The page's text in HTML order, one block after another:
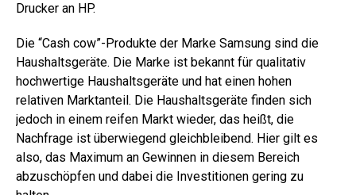
Drucker an HP.
Die “Cash cow”-Produkte der Marke Samsung sind die
Haushaltsgeräte. Die Marke ist bekannt für qualitativ
hochwertige Haushaltsgeräte und hat einen hohen
relativen Marktanteil. Die Haushaltsgeräte finden sich
jedoch in einem reifen Markt wieder, das heißt, die
Nachfrage ist überwiegend gleichbleibend. Hier gilt es
also, das Maximum an Gewinnen in diesem Bereich
abzuschöpfen und dabei die Investitionen gering zu